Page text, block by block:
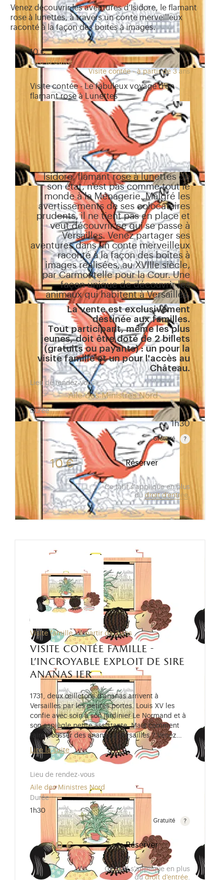
Venez découvrir les aventures d’Isidore, le flamant
rose à lunettes, à travers un conte merveilleux
raconté à la façon des boites à images.
10 €
Lire la suite
Visite contée - à partir de 3 ans
Visite contée - Le fabuleux voyage d’un
flamant rose à Lunettes
Isidore, flamant rose à lunettes de
son état, n'est pas comme tout le
monde à la Ménagerie. Malgré les
avertissements de ses colocataires
prudents, il ne tient pas en place et
veut découvrir ce qui se passe à
Versailles. Venez partager ses
aventures dans un conte merveilleux
raconté à la façon des boîtes à
images réalisées, au XVIIIe siècle,
par Carmontelle pour la Cour. Une
façon unique de découvrir les
animaux qui habitent à Versailles.
La vente est exclusivement
destinée aux familles.
Tout participant, même les plus
jeunes, doit être doté de 2 billets
(gratuits ou payants) : un pour la
visite famille et un pour l'accès au
Château.
Lieu de rendez-vous
Aile des Ministres Nord
Durée
1h30
Gratuité
Gratuit pour les enfants de moins de 10 ans.Tarif
10 € Réserver
Ce tarif s'applique en plus
du droit d'entrée.
Visite famille - à partir de 3 ans
visite contée famille -
l'incroyable exploit de sire
ananas ier
1731, deux œilletons d’ananas arrivent à
Versailles par les petites portes. Louis XV les
confie avec soin à son jardinier Le Normand et à
son espiègle petite assistante. Mais comment
faire pousser des ananas à Versailles ? Venez…
Lire la suite
Lieu de rendez-vous
Aile des Ministres Nord
Durée
1h30
Gratuité
Gratuit pour les enfants de moins de 10 ans.
10 € Réserver
Ce tarif s'applique en plus
dudroit d'entrée.